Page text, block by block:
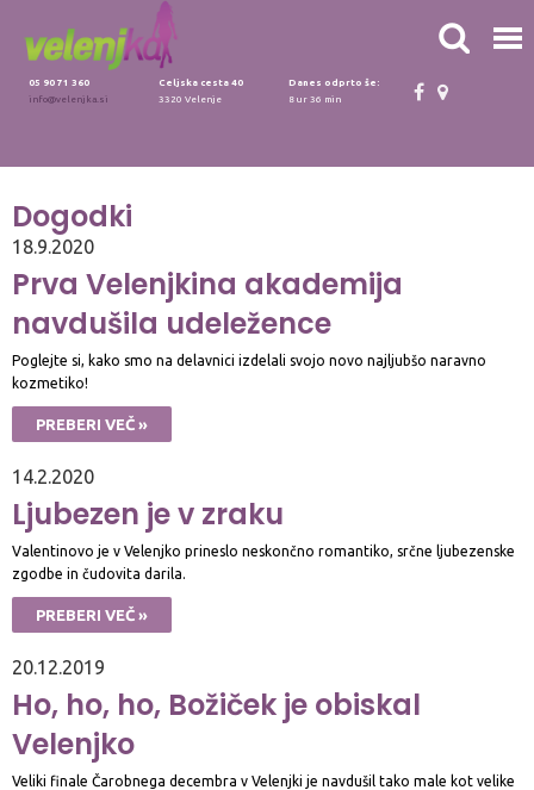
05 90 71 360
info@velenjka.si
Celjska cesta 40
3320 Velenje
Danes odprto še:
8 ur 36 min
Dogodki
18.9.2020
Prva Velenjkina akademija
navdušila udeležence
Poglejte si, kako smo na delavnici izdelali svojo novo najljubšo naravno
kozmetiko!
PREBERI VEČ »
14.2.2020
Ljubezen je v zraku
Valentinovo je v Velenjko prineslo neskončno romantiko, srčne ljubezenske
zgodbe in čudovita darila.
PREBERI VEČ »
20.12.2019
Ho, ho, ho, Božiček je obiskal
Velenjko
Veliki finale Čarobnega decembra v Velenjki je navdušil tako male kot velike